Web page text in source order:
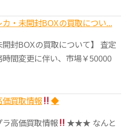
カ・未開封BOXの買取につい...
開封BOXの買取について】 査定
時間変更に伴い、市場￥50000
買取情報 ◆
高価買取情報
★★★ なんと